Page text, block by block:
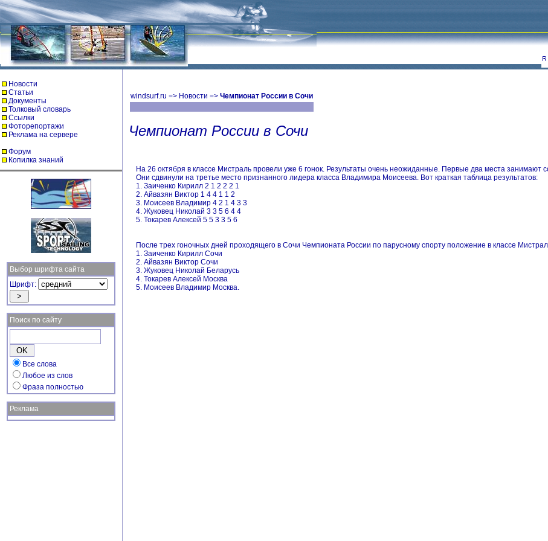
Новости
Статьи
Документы
Толковый словарь
Ссылки
Фоторепортажи
Реклама на сервере
Форум
Копилка знаний
Выбор шрифта сайта
Шрифт:
Поиск по сайту
Все слова
Любое из слов
Фраза полностью
Реклама
windsurf.ru => Новости => Чемпионат России в Сочи
Чемпионат России в Сочи
На 26 октября в классе Мистраль провели уже 6 гонок. Результаты очень неожиданные. Первые два места занимают
Они сдвинули на третье место признанного лидера класса Владимира Моисеева. Вот краткая таблица результатов:
1. Заиченко Кирилл 2 1 2 2 2 1
2. Айвазян Виктор 1 4 4 1 1 2
3. Моисеев Владимир 4 2 1 4 3 3
4. Жуковец Николай 3 3 5 6 4 4
5. Токарев Алексей 5 5 3 3 5 6
После трех гоночных дней проходящего в Сочи Чемпионата России по парусному спорту положение в классе
1. Заиченко Кирилл Сочи
2. Айвазян Виктор Сочи
3. Жуковец Николай Беларусь
4. Токарев Алексей Москва
5. Моисеев Владимир Москва.